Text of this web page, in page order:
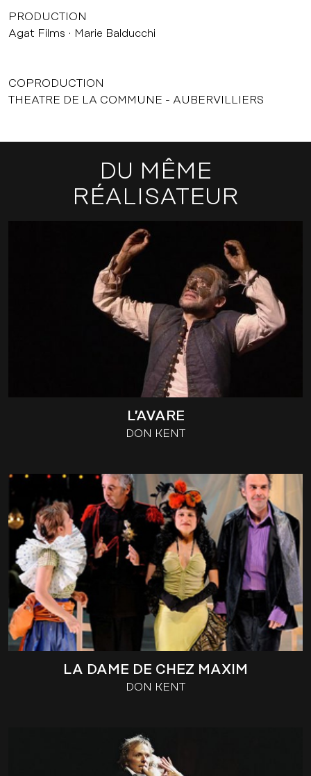
PRODUCTION
Agat Films
Marie Balducchi
COPRODUCTION
THEATRE DE LA COMMUNE - AUBERVILLIERS
DU MÊME
RÉALISATEUR
L’AVARE
DON KENT
LA DAME DE CHEZ MAXIM
DON KENT